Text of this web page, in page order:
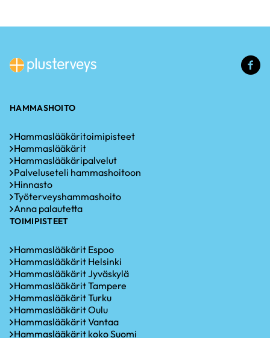
HAMMASHOITO
Hammaslääkäritoimipisteet
Hammaslääkärit
Hammaslääkäripalvelut
Palveluseteli hammashoitoon
Hinnasto
Työterveyshammashoito
Anna palautetta
TOIMIPISTEET
Hammaslääkärit Espoo
Hammaslääkärit Helsinki
Hammaslääkärit Jyväskylä
Hammaslääkärit Tampere
Hammaslääkärit Turku
Hammaslääkärit Oulu
Hammaslääkärit Vantaa
Hammaslääkärit koko Suomi